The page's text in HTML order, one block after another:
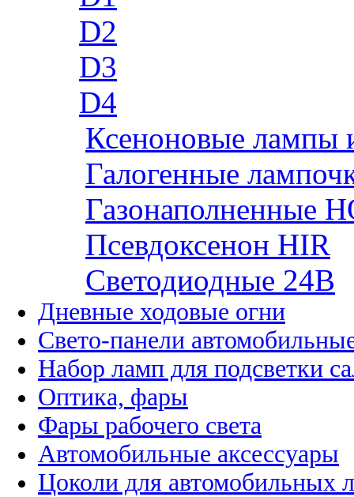
D2
D3
D4
Ксеноновые лампы
Галогенные
Газонаполненные
Псевдоксенон HIR
Cветодиодные 24B
Дневные ходовые огни
Свето-панели
Набор ламп для подсветки
Оптика, фары
Фары рабочего света
Автомобильные аксессуары
Цоколи для автомобильных